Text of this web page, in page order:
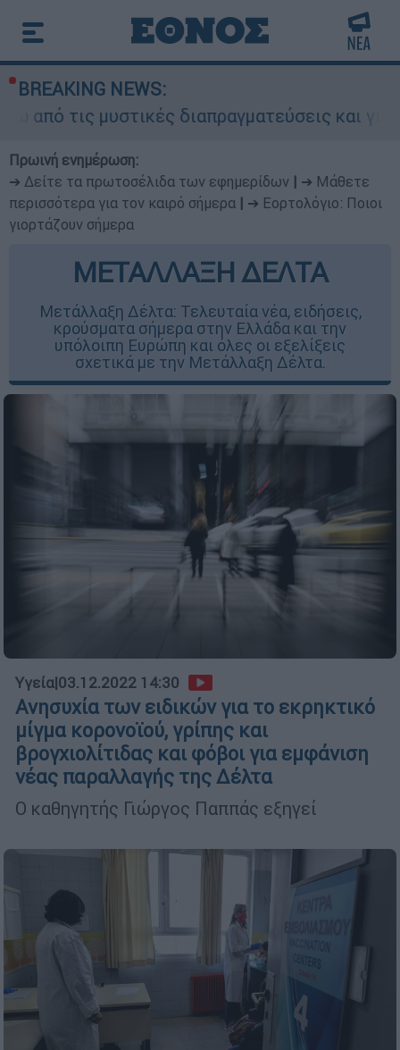
BREAKING NEWS:
διαπραγματεύσεις και γιατί αντιδρούν
Πρωινή ενημέρωση:
➔ Δείτε τα πρωτοσέλιδα των εφημερίδων
➔ Μάθετε
περισσότερα για τον καιρό σήμερα
➔ Εορτολόγιο: Ποιοι
γιορτάζουν σήμερα
ΜΕΤΑΛΛΑΞΗ ΔΕΛΤΑ
Μετάλλαξη Δέλτα: Τελευταία νέα, ειδήσεις,
κρούσματα σήμερα στην Ελλάδα και την
υπόλοιπη Ευρώπη και όλες οι εξελίξεις
σχετικά με την Μετάλλαξη Δέλτα.
Υγεία|03.12.2022 14:30
Ανησυχία των ειδικών για το εκρηκτικό
μίγμα κορονοϊού, γρίπης και
βρογχιολίτιδας και φόβοι για εμφάνιση
νέας παραλλαγής της Δέλτα
Ο καθηγητής Γιώργος Παππάς εξηγεί